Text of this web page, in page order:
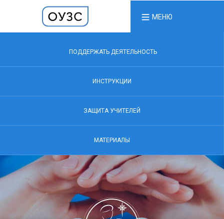
МЕНЮ
ПОДДЕРЖАТЬ ДЕЯТЕЛЬНОСТЬ
ИНСТРУКЦИИ
ЗАЩИТА УЧИТЕЛЕЙ
МАТЕРИАЛЫ